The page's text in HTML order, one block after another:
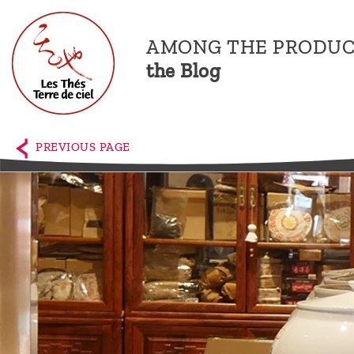
AMONG THE
the Blog
Home
The
shop
Terre
de
Ciel
Among
the
producers,
PREVIOUS PAGE